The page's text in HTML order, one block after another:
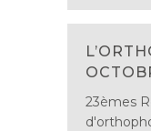
23èmes